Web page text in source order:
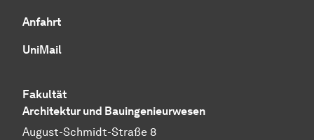
Anfahrt
UniMail
Fakultät
Architektur und Bauingenieurwesen
August-Schmidt-Straße 8